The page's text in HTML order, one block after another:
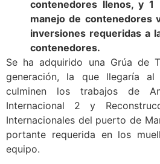
contenedores llenos, y 1
manejo de contenedores
inversiones requeridas a
contenedores.
Se ha adquirido una Grúa de
generación, la que llegaría
culminen los trabajos de
Internacional 2 y
Internacionales del puerto de
portante requerida en los
equipo.